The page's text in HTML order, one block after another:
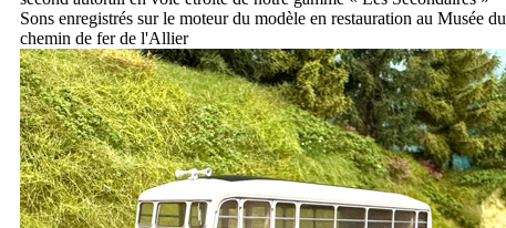
Sons enregistrés sur le moteur du modèle en restauration au Musée du
chemin de fer de l'Allier